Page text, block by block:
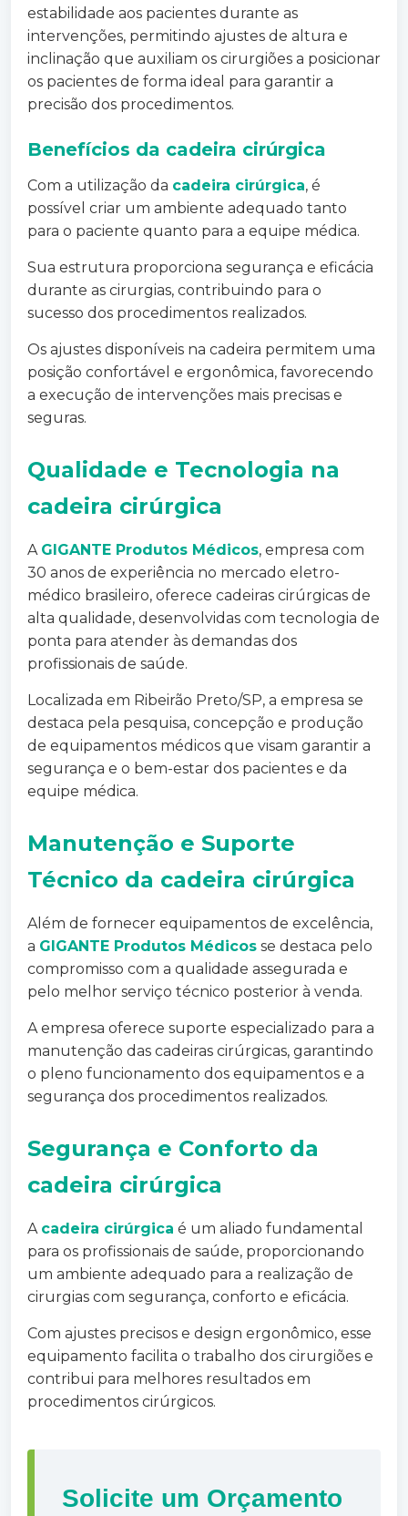
estabilidade aos pacientes durante as
intervenções, permitindo ajustes de altura e
inclinação que auxiliam os cirurgiões a posicionar
os pacientes de forma ideal para garantir a
precisão dos procedimentos.
Benefícios da cadeira cirúrgica
Com a utilização da cadeira cirúrgica, é
possível criar um ambiente adequado tanto
para o paciente quanto para a equipe médica.
Sua estrutura proporciona segurança e eficácia
durante as cirurgias, contribuindo para o
sucesso dos procedimentos realizados.
Os ajustes disponíveis na cadeira permitem uma
posição confortável e ergonômica, favorecendo
a execução de intervenções mais precisas e
seguras.
Qualidade e Tecnologia na
cadeira cirúrgica
A GIGANTE Produtos Médicos, empresa com
30 anos de experiência no mercado eletro-
médico brasileiro, oferece cadeiras cirúrgicas de
alta qualidade, desenvolvidas com tecnologia de
ponta para atender às demandas dos
profissionais de saúde.
Localizada em Ribeirão Preto/SP, a empresa se
destaca pela pesquisa, concepção e produção
de equipamentos médicos que visam garantir a
segurança e o bem-estar dos pacientes e da
equipe médica.
Manutenção e Suporte
Técnico da cadeira cirúrgica
Além de fornecer equipamentos de excelência,
a GIGANTE Produtos Médicos se destaca pelo
compromisso com a qualidade assegurada e
pelo melhor serviço técnico posterior à venda.
A empresa oferece suporte especializado para a
manutenção das cadeiras cirúrgicas, garantindo
o pleno funcionamento dos equipamentos e a
segurança dos procedimentos realizados.
Segurança e Conforto da
cadeira cirúrgica
A cadeira cirúrgica é um aliado fundamental
para os profissionais de saúde, proporcionando
um ambiente adequado para a realização de
cirurgias com segurança, conforto e eficácia.
Com ajustes precisos e design ergonômico, esse
equipamento facilita o trabalho dos cirurgiões e
contribui para melhores resultados em
procedimentos cirúrgicos.
Solicite um Orçamento